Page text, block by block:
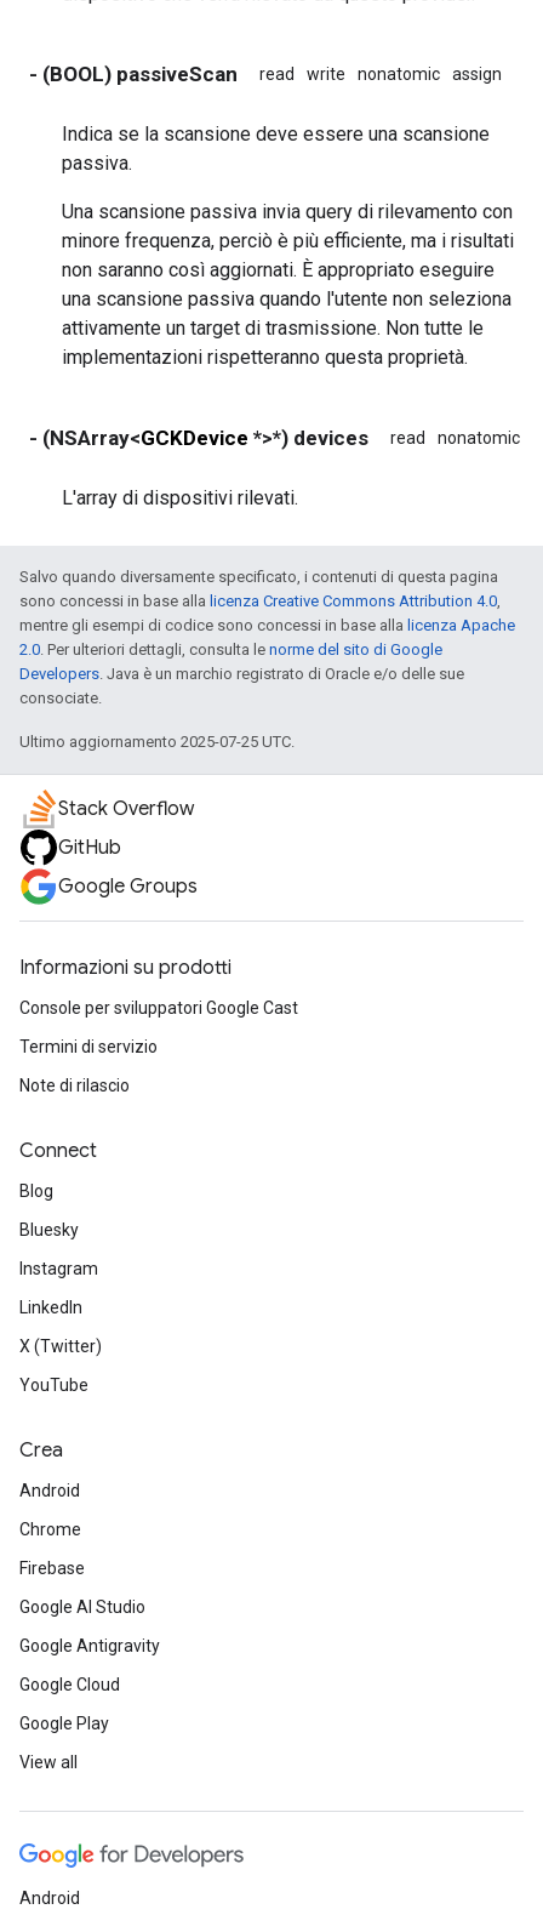
- (BOOL) passiveScan read write nonatomic assign
Indica se la scansione deve essere una scansione
passiva.
Una scansione passiva invia query di rilevamento con
minore frequenza, perciò è più efficiente, ma i risultati
non saranno così aggiornati. È appropriato eseguire
una scansione passiva quando l'utente non seleziona
attivamente un target di trasmissione. Non tutte le
implementazioni rispetteranno questa proprietà.
- (NSArray<GCKDevice *>*) devices read nonatomic
L'array di dispositivi rilevati.
Salvo quando diversamente specificato, i contenuti di questa pagina
sono concessi in base alla licenza Creative Commons Attribution 4.0
mentre gli esempi di codice sono concessi in base alla licenza Apache
2.0 . Per ulteriori dettagli, consulta le norme del sito di Google
Developers . Java è un marchio registrato di Oracle e/o delle sue
consociate.
Ultimo aggiornamento 2025-07-25 UTC.
Stack Overflow
GitHub
Google Groups
Informazioni su prodotti
Console per sviluppatori Google Cast
Termini di servizio
Note di rilascio
Connect
Blog
Bluesky
Instagram
LinkedIn
X (Twitter)
YouTube
Crea
Android
Chrome
Firebase
Google AI Studio
Google Antigravity
Google Cloud
Google Play
View all
Android